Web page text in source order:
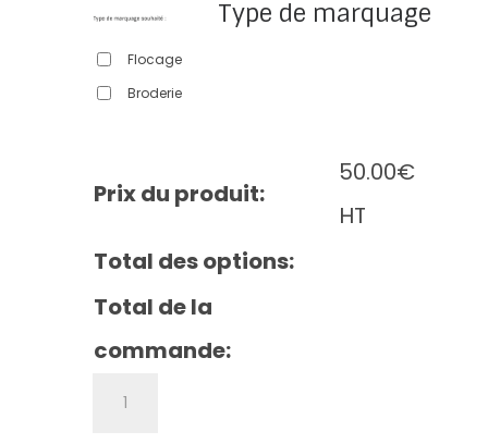
Type de marquage
Flocage
Broderie
Prix du produit:
50.00€
HT
Total des options:
Total de la
commande: